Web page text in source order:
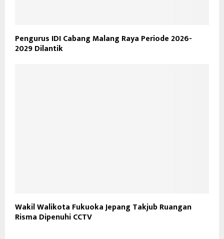
Pengurus IDI Cabang Malang Raya Periode 2026-
2029 Dilantik
Wakil Walikota Fukuoka Jepang Takjub Ruangan
Risma Dipenuhi CCTV